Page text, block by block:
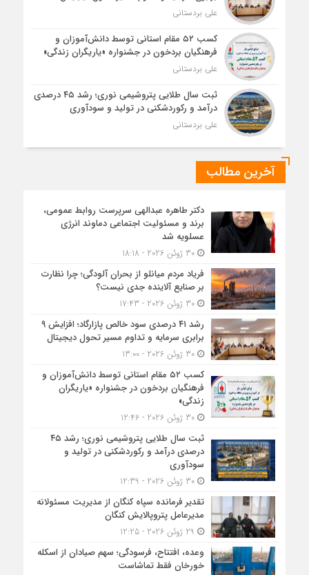
علی بردستانی
کسب ۵۲ مقام استانی توسط دانش‌آموزان و
فرهنگیان بردخون در جشنواره «یاریگران زندگی»
علی بردستانی
ثبت سال طلایی پتروشیمی نوری؛ رشد ۴۵ درصدی
درآمد و رکوردشکنی در تولید و سودآوری
علی بردستانی
آخرین مطالب
دکتر طاهره عبدالهی سرپرست روابط عمومی،
برند و مسئولیت اجتماعی دماوند انرژی
عسلویه شد
30 ژوئن 2026 - 18:18
فریاد مردم میانلو از بحران آلودگی؛ چرا نظارت
بر صنایع آلاینده جدی نیست؟
30 ژوئن 2026 - 17:43
رشد ۴۱ درصدی سود خالص پازارگاد؛ افزایش ۹
برابری سرمایه و تداوم مسیر تحول دیجیتال
30 ژوئن 2026 - 13:00
کسب ۵۲ مقام استانی توسط دانش‌آموزان و
فرهنگیان بردخون در جشنواره «یاریگران
زندگی»
30 ژوئن 2026 - 12:46
ثبت سال طلایی پتروشیمی نوری؛ رشد ۴۵
درصدی درآمد و رکوردشکنی در تولید و
سودآوری
30 ژوئن 2026 - 12:39
تقدیر فرمانده سپاه کنگان از مدیریت مسئولانه
مدیرعامل پتروپالایش کنگان
وعده، افتتاح، فرسودگی؛ سهم صیادان از اسکله
خورخان فقط تماشاست